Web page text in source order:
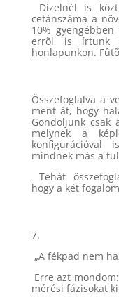
Dízelnél is
cetánszáma a
10%
errõl is írtunk
honlapunkon.
Összefoglalva a
ment át, hogy
Gondoljunk csak
melynek a
mindnek más a
Tehát
hogy a két
7.
„A fékpad nem
Erre azt
mérési fázisokat